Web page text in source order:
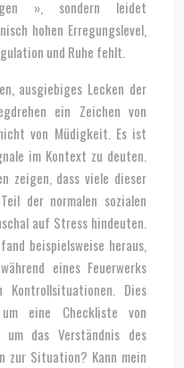
», sondern leidet
hohen Erregungslevel,
und Ruhe fehlt.
ausgiebiges Lecken der
ein Zeichen von
von Müdigkeit. Es ist
im Kontext zu deuten.
zeigen, dass viele dieser
der normalen sozialen
auf Stress hindeuten.
fand beispielsweise heraus,
eines Feuerwerks
Dies
eine Checkliste von
um das Verständnis des
zur Situation? Kann mein